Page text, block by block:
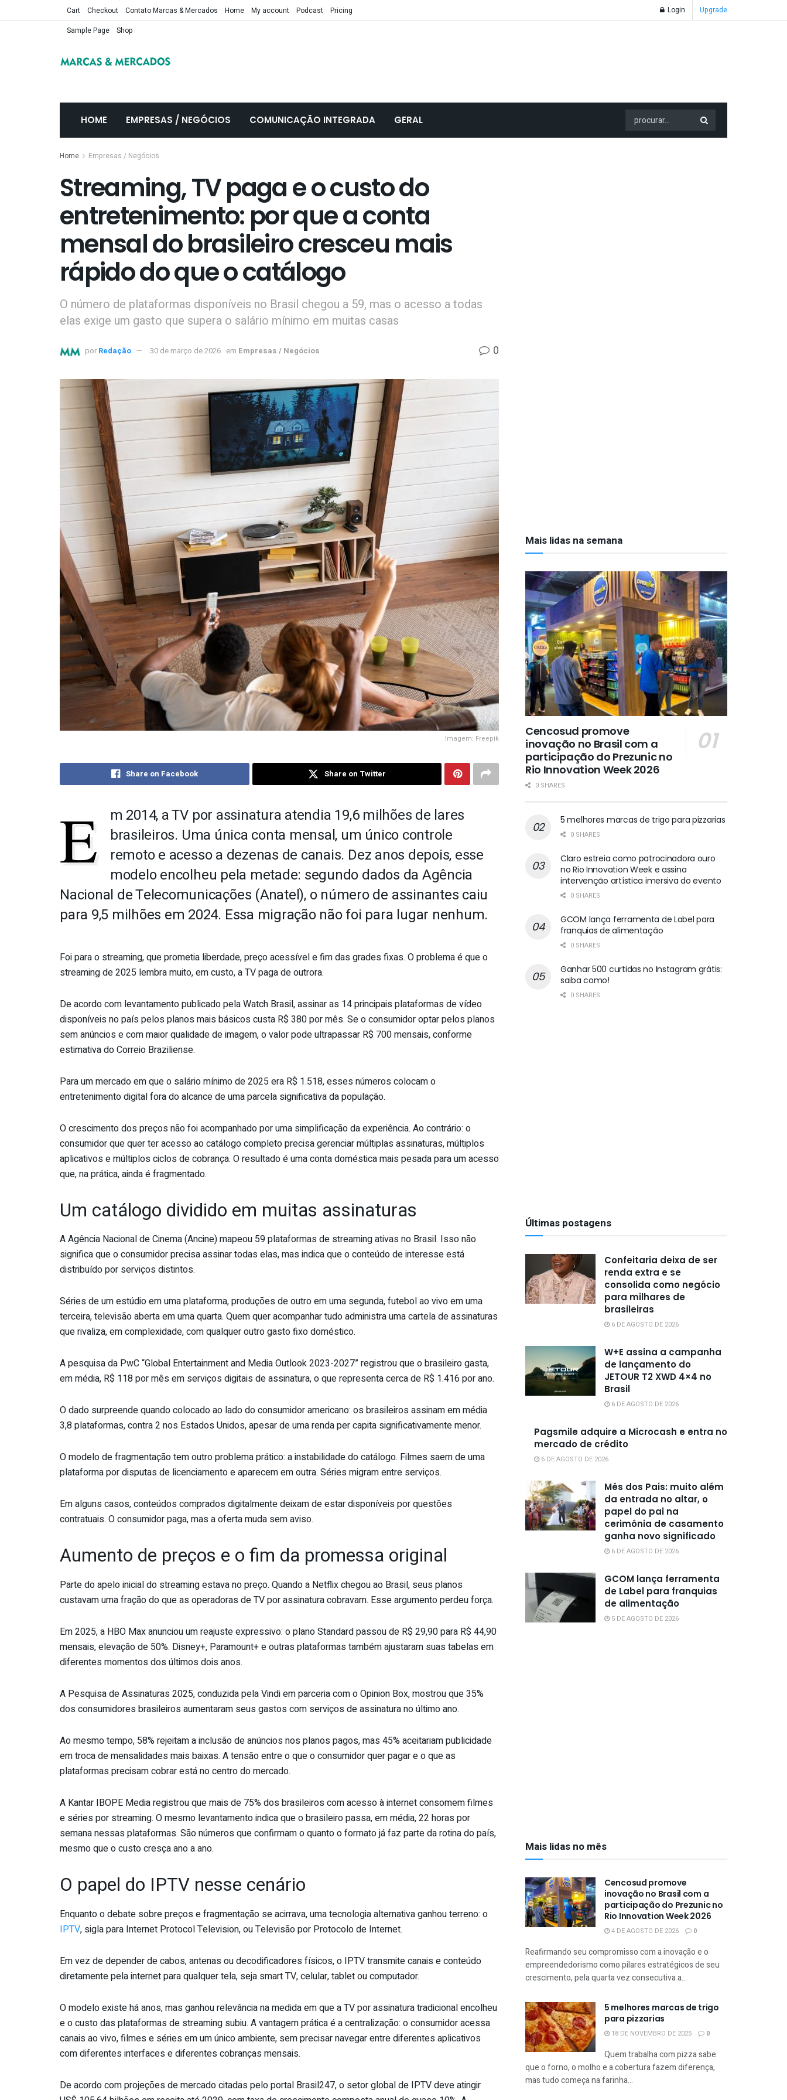
Cart Checkout Contato Marcas & Mercados Home My account Podcast
Pricing
Sample Page
Shop
Login Upgrade
HOME EMPRESAS / NEGÓCIOS COMUNICAÇÃO INTEGRADA GERAL
Home Empresas / Negócios
Streaming, TV paga e o custo do
entretenimento: por que a conta
mensal do brasileiro cresceu mais
rápido do que o catálogo
O número de plataformas disponíveis no Brasil chegou a 59, mas o acesso a todas
elas exige um gasto que supera o salário mínimo em muitas casas
por Redação 30 de março de 2026 em Empresas / Negócios 0
Imagem: Freepik
Share on Facebook Share on Twitter
E
m 2014, a TV por assinatura atendia 19,6 milhões de lares
brasileiros. Uma única conta mensal, um único controle
remoto e acesso a dezenas de canais. Dez anos depois, esse
modelo encolheu pela metade: segundo dados da Agência
Nacional de Telecomunicações (Anatel), o número de assinantes caiu
para 9,5 milhões em 2024. Essa migração não foi para lugar nenhum.
Foi para o streaming, que prometia liberdade, preço acessível e fim das grades fixas. O problema é que o
streaming de 2025 lembra muito, em custo, a TV paga de outrora.
De acordo com levantamento publicado pela Watch Brasil, assinar as 14 principais plataformas de vídeo
disponíveis no país pelos planos mais básicos custa R$ 380 por mês. Se o consumidor optar pelos planos
sem anúncios e com maior qualidade de imagem, o valor pode ultrapassar R$ 700 mensais, conforme
estimativa do Correio Braziliense.
Para um mercado em que o salário mínimo de 2025 era R$ 1.518, esses números colocam o
entretenimento digital fora do alcance de uma parcela significativa da população.
O crescimento dos preços não foi acompanhado por uma simplificação da experiência. Ao contrário: o
consumidor que quer ter acesso ao catálogo completo precisa gerenciar múltiplas assinaturas, múltiplos
aplicativos e múltiplos ciclos de cobrança. O resultado é uma conta doméstica mais pesada para um acesso
que, na prática, ainda é fragmentado.
Um catálogo dividido em muitas assinaturas
A Agência Nacional de Cinema (Ancine) mapeou 59 plataformas de streaming ativas no Brasil. Isso não
significa que o consumidor precisa assinar todas elas, mas indica que o conteúdo de interesse está
distribuído por serviços distintos.
Séries de um estúdio em uma plataforma, produções de outro em uma segunda, futebol ao vivo em uma
terceira, televisão aberta em uma quarta. Quem quer acompanhar tudo administra uma cartela de assinaturas
que rivaliza, em complexidade, com qualquer outro gasto fixo doméstico.
A pesquisa da PwC “Global Entertainment and Media Outlook 2023-2027” registrou que o brasileiro gasta,
em média, R$ 118 por mês em serviços digitais de assinatura, o que representa cerca de R$ 1.416 por ano.
O dado surpreende quando colocado ao lado do consumidor americano: os brasileiros assinam em média
3,8 plataformas, contra 2 nos Estados Unidos, apesar de uma renda per capita significativamente menor.
O modelo de fragmentação tem outro problema prático: a instabilidade do catálogo. Filmes saem de uma
plataforma por disputas de licenciamento e aparecem em outra. Séries migram entre serviços.
Em alguns casos, conteúdos comprados digitalmente deixam de estar disponíveis por questões
contratuais. O consumidor paga, mas a oferta muda sem aviso.
Aumento de preços e o fim da promessa original
Parte do apelo inicial do streaming estava no preço. Quando a Netflix chegou ao Brasil, seus planos
custavam uma fração do que as operadoras de TV por assinatura cobravam. Esse argumento perdeu força.
Em 2025, a HBO Max anunciou um reajuste expressivo: o plano Standard passou de R$ 29,90 para R$ 44,90
mensais, elevação de 50%. Disney+, Paramount+ e outras plataformas também ajustaram suas tabelas em
diferentes momentos dos últimos dois anos.
A Pesquisa de Assinaturas 2025, conduzida pela Vindi em parceria com o Opinion Box, mostrou que 35%
dos consumidores brasileiros aumentaram seus gastos com serviços de assinatura no último ano.
Ao mesmo tempo, 58% rejeitam a inclusão de anúncios nos planos pagos, mas 45% aceitariam publicidade
em troca de mensalidades mais baixas. A tensão entre o que o consumidor quer pagar e o que as
plataformas precisam cobrar está no centro do mercado.
A Kantar IBOPE Media registrou que mais de 75% dos brasileiros com acesso à internet consomem filmes
e séries por streaming. O mesmo levantamento indica que o brasileiro passa, em média, 22 horas por
semana nessas plataformas. São números que confirmam o quanto o formato já faz parte da rotina do país,
mesmo que o custo cresça ano a ano.
O papel do IPTV nesse cenário
Enquanto o debate sobre preços e fragmentação se acirrava, uma tecnologia alternativa ganhou terreno: o
IPTV, sigla para Internet Protocol Television, ou Televisão por Protocolo de Internet.
Em vez de depender de cabos, antenas ou decodificadores físicos, o IPTV transmite canais e conteúdo
diretamente pela internet para qualquer tela, seja smart TV, celular, tablet ou computador.
O modelo existe há anos, mas ganhou relevância na medida em que a TV por assinatura tradicional encolheu
e o custo das plataformas de streaming subiu. A vantagem prática é a centralização: o consumidor acessa
canais ao vivo, filmes e séries em um único ambiente, sem precisar navegar entre diferentes aplicativos
com diferentes interfaces e diferentes cobranças mensais.
De acordo com projeções de mercado citadas pelo portal Brasil247, o setor global de IPTV deve atingir
Mais lidas na semana
Cencosud promove
inovação no Brasil com a
participação do Prezunic no
Rio Innovation Week 2026
0 SHARES
5 melhores marcas de trigo para pizzarias
0 SHARES
Claro estreia como patrocinadora ouro
no Rio Innovation Week e assina
intervenção artística imersiva do evento
0 SHARES
GCOM lança ferramenta de Label para
franquias de alimentação
0 SHARES
Ganhar 500 curtidas no Instagram grátis:
saiba como!
0 SHARES
Últimas postagens
Confeitaria deixa de ser
renda extra e se
consolida como negócio
para milhares de
brasileiras
6 DE AGOSTO DE 2026
W+E assina a campanha
de lançamento do
JETOUR T2 XWD 4×4 no
Brasil
6 DE AGOSTO DE 2026
Pagsmile adquire a Microcash e entra no
mercado de crédito
6 DE AGOSTO DE 2026
Mês dos Pais: muito além
da entrada no altar, o
papel do pai na
cerimônia de casamento
ganha novo significado
6 DE AGOSTO DE 2026
GCOM lança ferramenta
de Label para franquias
de alimentação
5 DE AGOSTO DE 2026
Mais lidas no mês
Cencosud promove
inovação no Brasil com a
participação do Prezunic no
Rio Innovation Week 2026
4 DE AGOSTO DE 2026 0
Reafirmando seu compromisso com a inovação e o
empreendedorismo como pilares estratégicos de seu
crescimento, pela quarta vez consecutiva a...
5 melhores marcas de trigo
para pizzarias
18 DE NOVEMBRO DE 2025 0
Quem trabalha com pizza sabe
que o forno, o molho e a cobertura fazem diferença,
mas tudo começa na farinha...